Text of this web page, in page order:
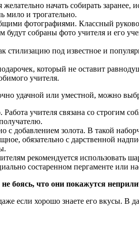
начать собирать
мило и трогательно.
фотографиями. Классный
будут собраны фото учителя и его
стилизацию под известное и
который не оставит
учителя.
удачной или уместной, можно
учителя связана со строгим
с добавлением золота. В такой
обязательно с дарственной
рекомендуется использовать
состаренном пергаменте или
боясь, что они покажутся
если хорошо знаете его вкусы. В